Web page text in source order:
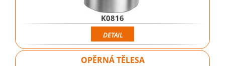
K0816
DETAIL
OPĚRNÁ TĚLESA